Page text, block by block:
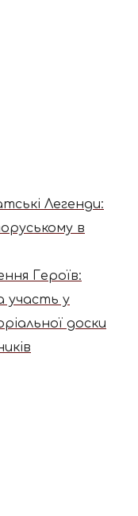
Легенди:
в
Героїв:
участь у
доски